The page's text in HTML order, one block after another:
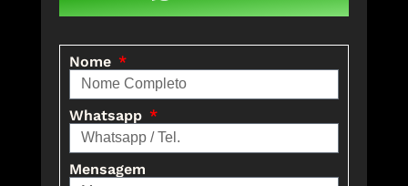
Nome
Whatsapp
Mensagem